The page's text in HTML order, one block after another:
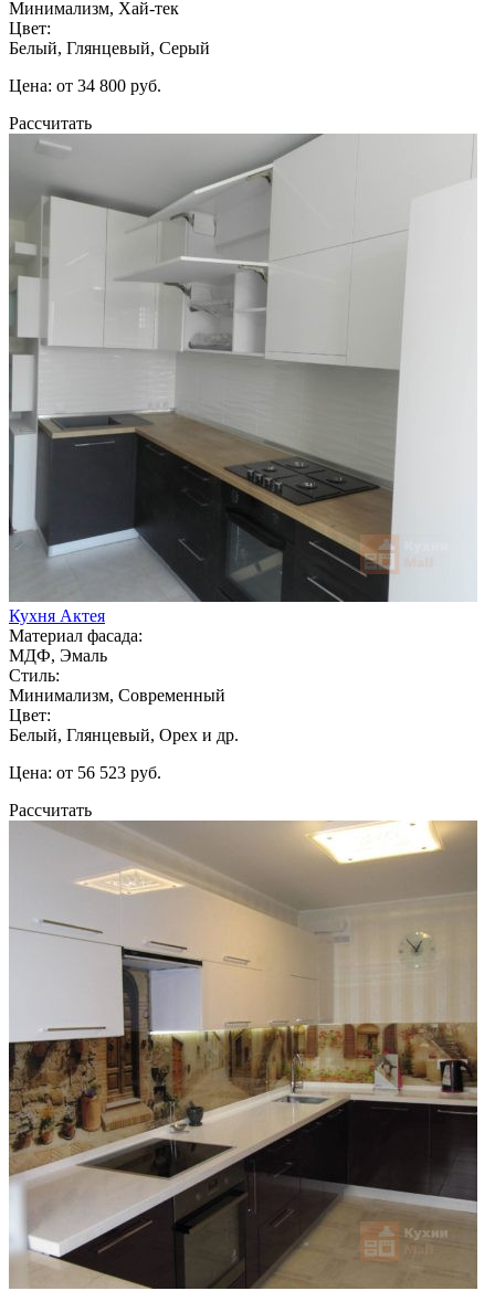
Минимализм, Хай-тек
Цвет:
Белый, Глянцевый, Серый
Цена: от 34 800 руб.
Рассчитать
Кухня Актея
Материал фасада:
МДФ, Эмаль
Стиль:
Минимализм, Современный
Цвет:
Белый, Глянцевый, Орех и др.
Цена: от 56 523 руб.
Рассчитать